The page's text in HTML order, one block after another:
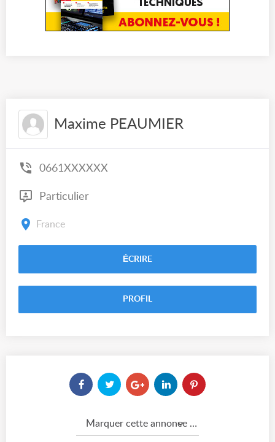
Maxime PEAUMIER
0661XXXXXX
Particulier
France
ÉCRIRE
PROFIL
Marquer cette annonce comme...